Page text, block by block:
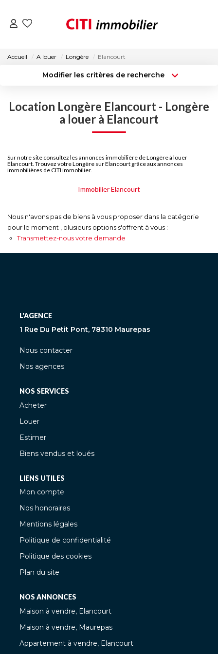
LOCATIONS
ESTIMATION
NOS AGENCES
ACTUALITÉS
CONTACT
Accueil A louer Longère Elancourt
Modifier les critères de recherche
Type de bien
Surface min
Créer une alerte
Location Longère Elancourt - Longère
a louer à Elancourt
Sur notre site consultez les annonces immobilière de Longère à louer
Elancourt. Trouvez votre Longère sur Elancourt grâce aux annonces
immobilières de CITI immobilier.
Immobilier Elancourt
Nous n'avons pas de biens à vous proposer dans la catégorie
pour le moment , plusieurs options s'offrent à vous :
Transmettez-nous votre demande
L'AGENCE
1 Rue Du Petit Pont, 78310 Maurepas
Nous contacter
Nos agences
NOS SERVICES
Acheter
Louer
Estimer
Biens vendus et loués
LIENS UTILES
Mon compte
Nos honoraires
Mentions légales
Politique de confidentialité
Politique des cookies
Plan du site
NOS ANNONCES
Maison à vendre, Elancourt
Maison à vendre, Maurepas
Appartement à vendre, Elancourt